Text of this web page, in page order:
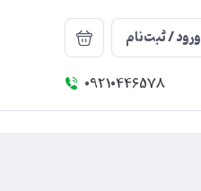
ورود / ثبت‌نام
09210446578